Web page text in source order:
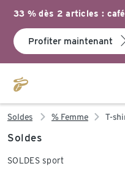
33 % dès 2 articles :
Profiter maintenant
Soldes % Femme T-
Soldes
SOLDES sport